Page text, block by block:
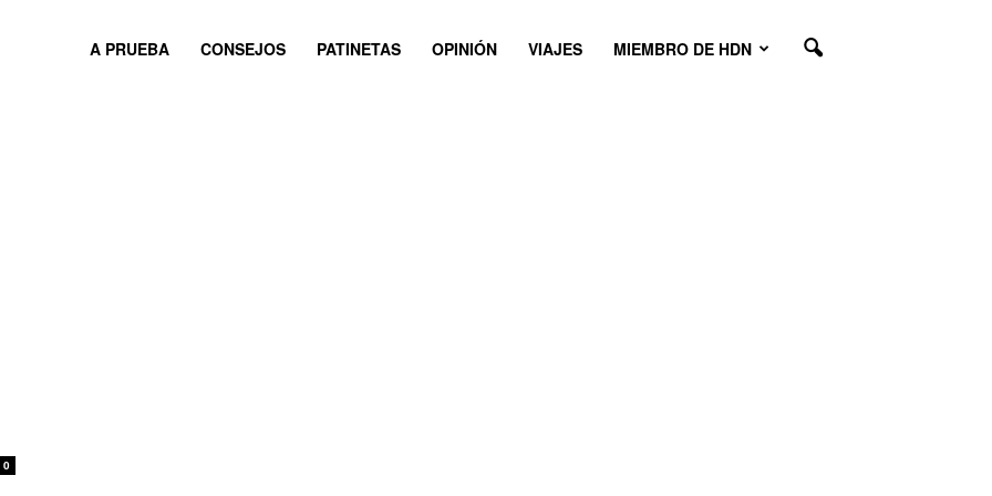
A PRUEBA CONSEJOS PATINETAS OPINIÓN VIAJES MIEMBRO DE HDN
0